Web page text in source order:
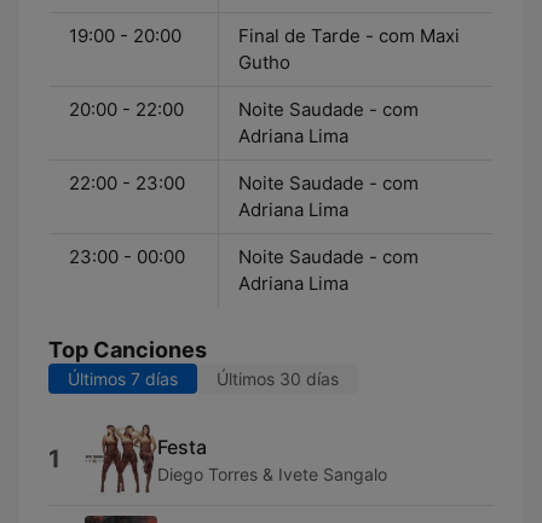
19:00 - 20:00
Final de Tarde - com Maxi
Gutho
20:00 - 22:00
Noite Saudade - com
Adriana Lima
22:00 - 23:00
Noite Saudade - com
Adriana Lima
23:00 - 00:00
Noite Saudade - com
Adriana Lima
Top Canciones
Últimos 7 días Últimos 30 días
1 Festa
Diego Torres & Ivete Sangalo